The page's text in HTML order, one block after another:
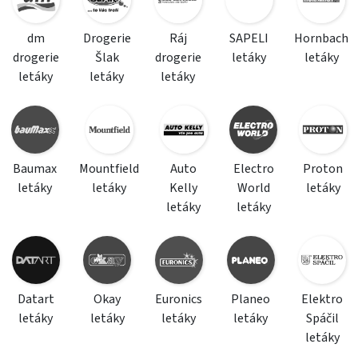
dm
drogerie
letáky
Drogerie
Šlak
letáky
Ráj
drogerie
letáky
SAPELI
letáky
Hornbach
letáky
Baumax
letáky
Mountfield
letáky
Auto
Kelly
letáky
Electro
World
letáky
Proton
letáky
Datart
letáky
Okay
letáky
Euronics
letáky
Planeo
letáky
Elektro
Spáčil
letáky